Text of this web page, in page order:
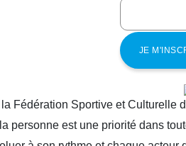
Fédération Sportive et Culturelle
personne est une priorité dans